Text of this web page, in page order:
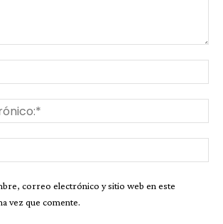
correo electrónico y sitio web en este
vez que comente.